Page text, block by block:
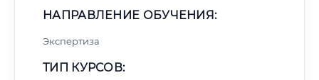
НАПРАВЛЕНИЕ ОБУЧЕНИЯ:
Экспертиза
ТИП КУРСОВ: